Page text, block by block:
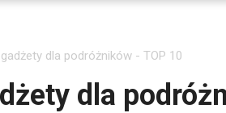
dla podróżników - TOP 10
dla